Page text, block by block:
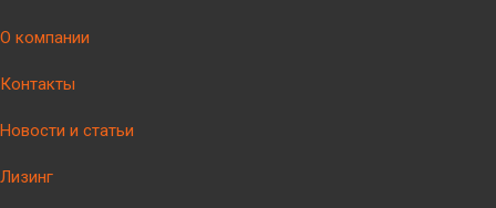
О компании
Контакты
Новости и статьи
Лизинг